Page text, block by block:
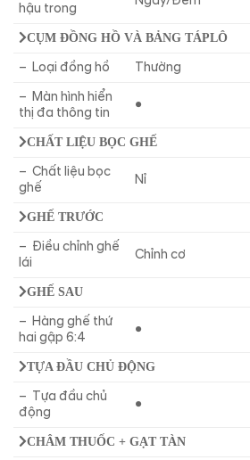
hậu trong
CỤM ĐỒNG HỒ VÀ BẢNG TÁPLÔ
– Loại đồng hồ Thường
– Màn hình hiển
thị đa thông tin
●
CHẤT LIỆU BỌC GHẾ
– Chất liệu bọc
ghế
Nỉ
GHẾ TRƯỚC
– Điều chỉnh ghế
lái
Chỉnh cơ
GHẾ SAU
– Hàng ghế thứ
hai gập 6:4
●
TỰA ĐẦU CHỦ ĐỘNG
– Tựa đầu chủ
động
●
CHÂM THUỐC + GẠT TÀN